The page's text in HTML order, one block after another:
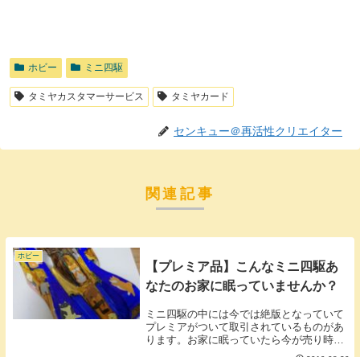
ホビー ミニ四駆
タミヤカスタマーサービス タミヤカード
センキュー＠再活性クリエイター
関連記事
ホビー
【プレミア品】こんなミニ四駆あ
なたのお家に眠っていませんか？
ミニ四駆の中には今では絶版となっていて
プレミアがついて取引されているものがあ
ります。お家に眠っていたら今が売り時か
もしれません。(メーカーが再販するとプレ